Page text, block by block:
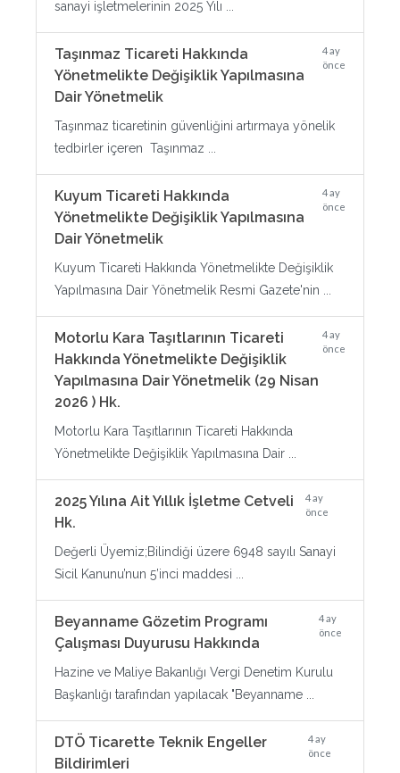
sanayi işletmelerinin 2025 Yılı ...
Taşınmaz Ticareti Hakkında
Yönetmelikte Değişiklik Yapılmasına
Dair Yönetmelik
4 ay
önce
Taşınmaz ticaretinin güvenliğini artırmaya yönelik
tedbirler içeren Taşınmaz ...
Kuyum Ticareti Hakkında
Yönetmelikte Değişiklik Yapılmasına
Dair Yönetmelik
4 ay
önce
Kuyum Ticareti Hakkında Yönetmelikte Değişiklik
Yapılmasına Dair Yönetmelik Resmi Gazete'nin ...
Motorlu Kara Taşıtlarının Ticareti
Hakkında Yönetmelikte Değişiklik
Yapılmasına Dair Yönetmelik (29 Nisan
2026 ) Hk.
4 ay
önce
Motorlu Kara Taşıtlarının Ticareti Hakkında
Yönetmelikte Değişiklik Yapılmasına Dair ...
2025 Yılına Ait Yıllık İşletme Cetveli
Hk.
4 ay
önce
Değerli Üyemiz;Bilindiği üzere 6948 sayılı Sanayi
Sicil Kanunu’nun 5’inci maddesi ...
Beyanname Gözetim Programı
Çalışması Duyurusu Hakkında
4 ay
önce
Hazine ve Maliye Bakanlığı Vergi Denetim Kurulu
Başkanlığı tarafından yapılacak "Beyanname ...
DTÖ Ticarette Teknik Engeller
Bildirimleri
4 ay
önce